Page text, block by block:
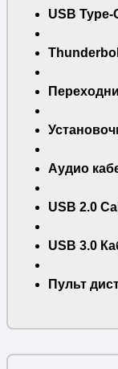
USB Type-
Аудио
USB 2.0
USB 3.0
Пульт